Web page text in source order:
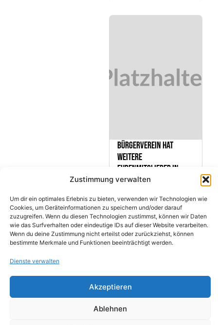
Zustimmung verwalten
Um dir ein optimales Erlebnis zu bieten, verwenden wir Technologien wie
Cookies, um Geräteinformationen zu speichern und/oder darauf
zuzugreifen. Wenn du diesen Technologien zustimmst, können wir Daten
wie das Surfverhalten oder eindeutige IDs auf dieser Website verarbeiten.
Wenn du deine Zustimmung nicht erteilst oder zurückziehst, können
bestimmte Merkmale und Funktionen beeinträchtigt werden.
Dienste verwalten
Akzeptieren
Ablehnen
Bürgerverein hat
weitere
Ehrenmitglieder in
seinen Reihen
Unterstützung der
verschiedensten
Projekte in Nordhalben
wurde dem
Bürgerverein...
Geschrieben vonMichael
Wunder
Geschrieben am 13 April
2003
um 23:09 Uhr